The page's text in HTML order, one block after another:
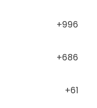
+996
+686
+61